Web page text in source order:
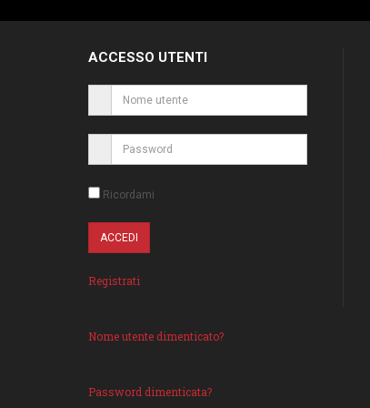
ACCESSO UTENTI
Ricordami
Registrati
Nome utente dimenticato?
Password dimenticata?